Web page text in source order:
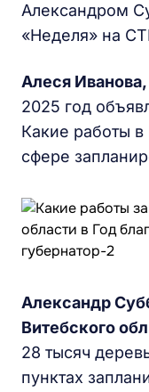
Александром
«Неделя» на
Алеся
2025 год
Какие работы в
сфере
Александр
Витебского
28 тысяч
пунктах